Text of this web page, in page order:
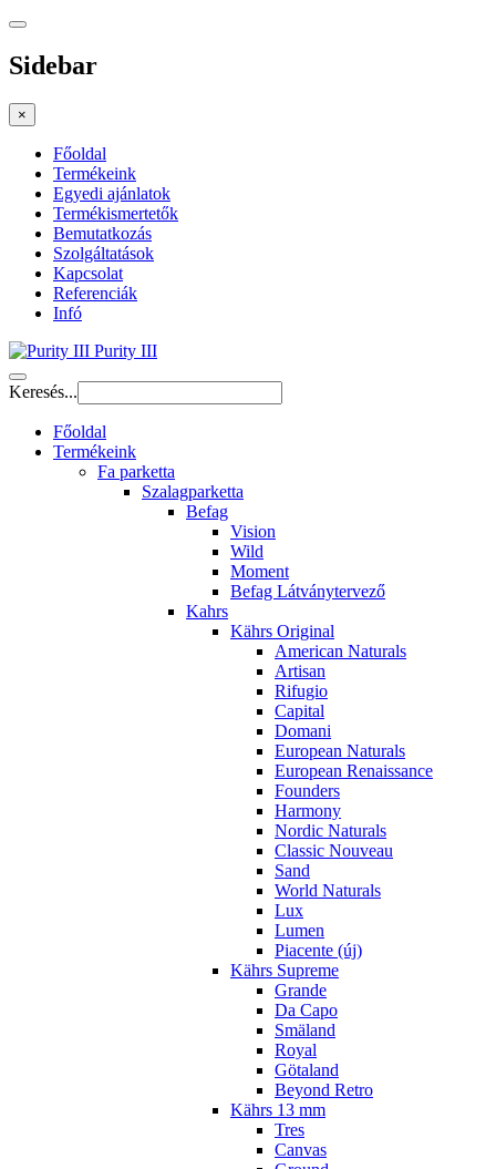
Sidebar
×
Főoldal
Termékeink
Egyedi ajánlatok
Termékismertetők
Bemutatkozás
Szolgáltatások
Kapcsolat
Referenciák
Infó
Purity III
Keresés...
Főoldal
Termékeink
Fa parketta
Szalagparketta
Befag
Vision
Wild
Moment
Befag Látványtervező
Kahrs
Kährs Original
American Naturals
Artisan
Rifugio
Capital
Domani
European Naturals
European Renaissance
Founders
Harmony
Nordic Naturals
Classic Nouveau
Sand
World Naturals
Lux
Lumen
Piacente (új)
Kährs Supreme
Grande
Da Capo
Smäland
Royal
Götaland
Beyond Retro
Kährs 13 mm
Tres
Canvas